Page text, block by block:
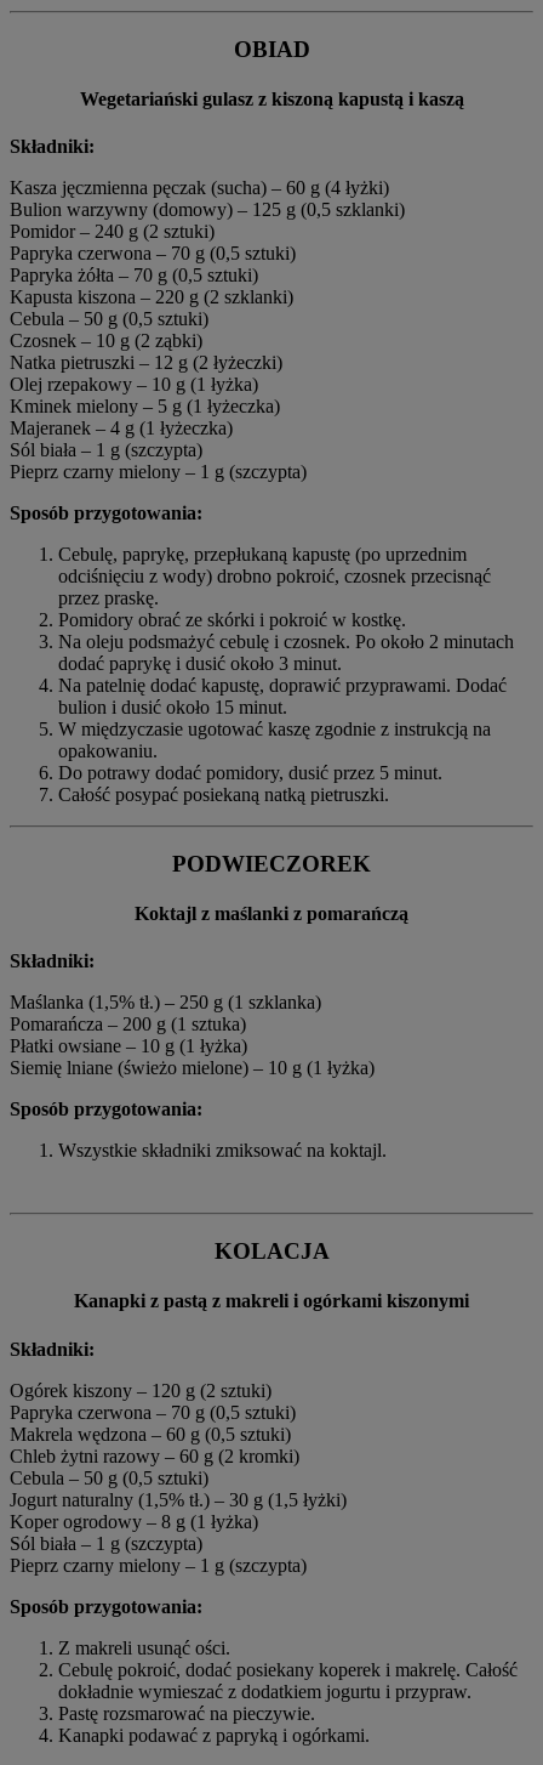
OBIAD
Wegetariański gulasz z kiszoną kapustą i kaszą
Składniki:
Kasza jęczmienna pęczak (sucha) – 60 g (4 łyżki)
Bulion warzywny (domowy) – 125 g (0,5 szklanki)
Pomidor – 240 g (2 sztuki)
Papryka czerwona – 70 g (0,5 sztuki)
Papryka żółta – 70 g (0,5 sztuki)
Kapusta kiszona – 220 g (2 szklanki)
Cebula – 50 g (0,5 sztuki)
Czosnek – 10 g (2 ząbki)
Natka pietruszki – 12 g (2 łyżeczki)
Olej rzepakowy – 10 g (1 łyżka)
Kminek mielony – 5 g (1 łyżeczka)
Majeranek – 4 g (1 łyżeczka)
Sól biała – 1 g (szczypta)
Pieprz czarny mielony – 1 g (szczypta)
Sposób przygotowania:
Cebulę, paprykę, przepłukaną kapustę (po uprzednim
odciśnięciu z wody) drobno pokroić, czosnek przecisnąć
przez praskę.
Pomidory obrać ze skórki i pokroić w kostkę.
Na oleju podsmażyć cebulę i czosnek. Po około 2 minutach
dodać paprykę i dusić około 3 minut.
Na patelnię dodać kapustę, doprawić przyprawami. Dodać
bulion i dusić około 15 minut.
W międzyczasie ugotować kaszę zgodnie z instrukcją na
opakowaniu.
Do potrawy dodać pomidory, dusić przez 5 minut.
Całość posypać posiekaną natką pietruszki.
PODWIECZOREK
Koktajl z maślanki z pomarańczą
Składniki:
Maślanka (1,5% tł.) – 250 g (1 szklanka)
Pomarańcza – 200 g (1 sztuka)
Płatki owsiane – 10 g (1 łyżka)
Siemię lniane (świeżo mielone) – 10 g (1 łyżka)
Sposób przygotowania:
Wszystkie składniki zmiksować na koktajl.
KOLACJA
Kanapki z pastą z makreli i ogórkami kiszonymi
Składniki:
Ogórek kiszony – 120 g (2 sztuki)
Papryka czerwona – 70 g (0,5 sztuki)
Makrela wędzona – 60 g (0,5 sztuki)
Chleb żytni razowy – 60 g (2 kromki)
Cebula – 50 g (0,5 sztuki)
Jogurt naturalny (1,5% tł.) – 30 g (1,5 łyżki)
Koper ogrodowy – 8 g (1 łyżka)
Sól biała – 1 g (szczypta)
Pieprz czarny mielony – 1 g (szczypta)
Sposób przygotowania:
Z makreli usunąć ości.
Cebulę pokroić, dodać posiekany koperek i makrelę. Całość
dokładnie wymieszać z dodatkiem jogurtu i przypraw.
Pastę rozsmarować na pieczywie.
Kanapki podawać z papryką i ogórkami.